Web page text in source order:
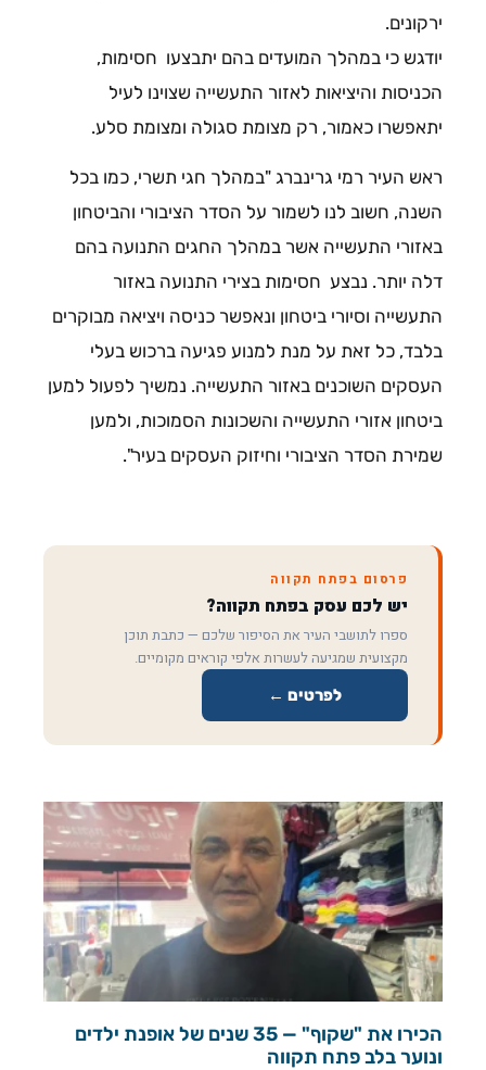
ירקונים.
יודגש כי במהלך המועדים בהם יתבצעו חסימות,
הכניסות והיציאות לאזור התעשייה שצוינו לעיל
יתאפשרו כאמור, רק מצומת סגולה ומצומת סלע.
ראש העיר רמי גרינברג "במהלך חגי תשרי, כמו בכל
השנה, חשוב לנו לשמור על הסדר הציבורי והביטחון
באזורי התעשייה אשר במהלך החגים התנועה בהם
דלה יותר. נבצע חסימות בצירי התנועה באזור
התעשייה וסיורי ביטחון ונאפשר כניסה ויציאה מבוקרים
בלבד, כל זאת על מנת למנוע פגיעה ברכוש בעלי
העסקים השוכנים באזור התעשייה. נמשיך לפעול למען
ביטחון אזורי התעשייה והשכונות הסמוכות, ולמען
שמירת הסדר הציבורי וחיזוק העסקים בעיר".
פרסום בפתח תקווה
יש לכם עסק בפתח תקווה?
ספרו לתושבי העיר את הסיפור שלכם — כתבת תוכן
מקצועית שמגיעה לעשרות אלפי קוראים מקומיים.
לפרטים ←
הכירו את "שקוף" — 35 שנים של אופנת ילדים
ונוער בלב פתח תקווה